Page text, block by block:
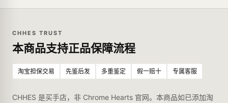
CHHES TRUST
本商品支持正品保障流程
淘宝担保交易 先鉴后发 多重鉴定 假一赔十 专属客服
CHHES 是买手店，非 Chrome Hearts 官网。本商品如已添加淘